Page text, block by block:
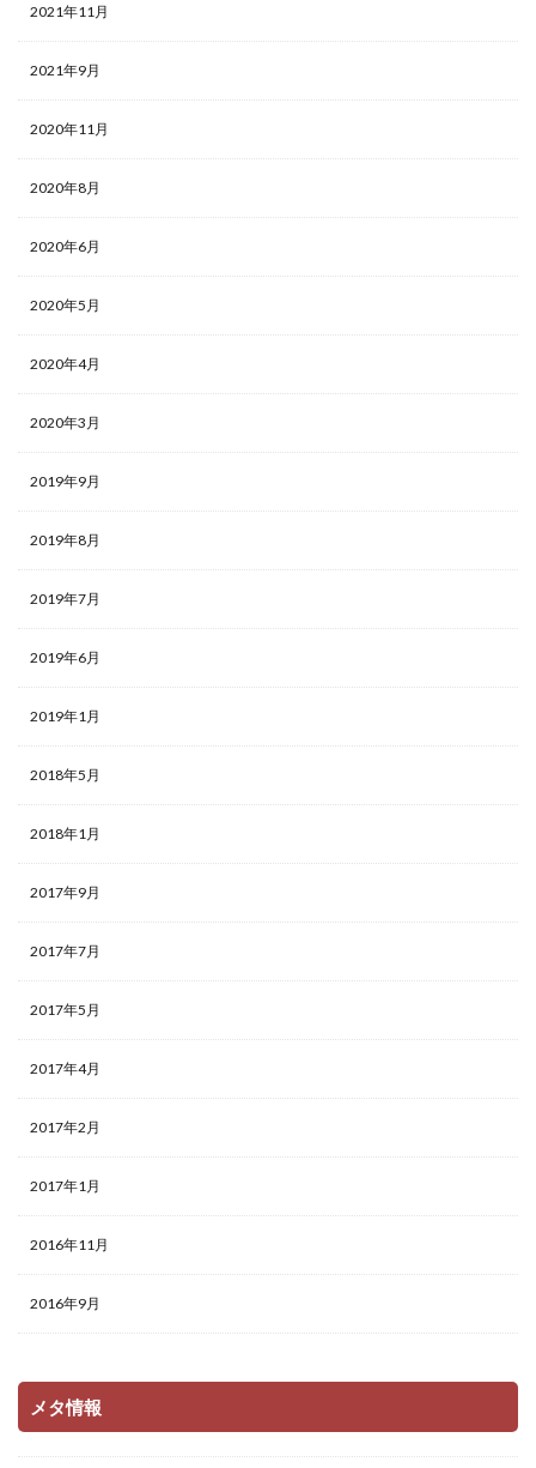
2021年11月
2021年9月
2020年11月
2020年8月
2020年6月
2020年5月
2020年4月
2020年3月
2019年9月
2019年8月
2019年7月
2019年6月
2019年1月
2018年5月
2018年1月
2017年9月
2017年7月
2017年5月
2017年4月
2017年2月
2017年1月
2016年11月
2016年9月
メタ情報